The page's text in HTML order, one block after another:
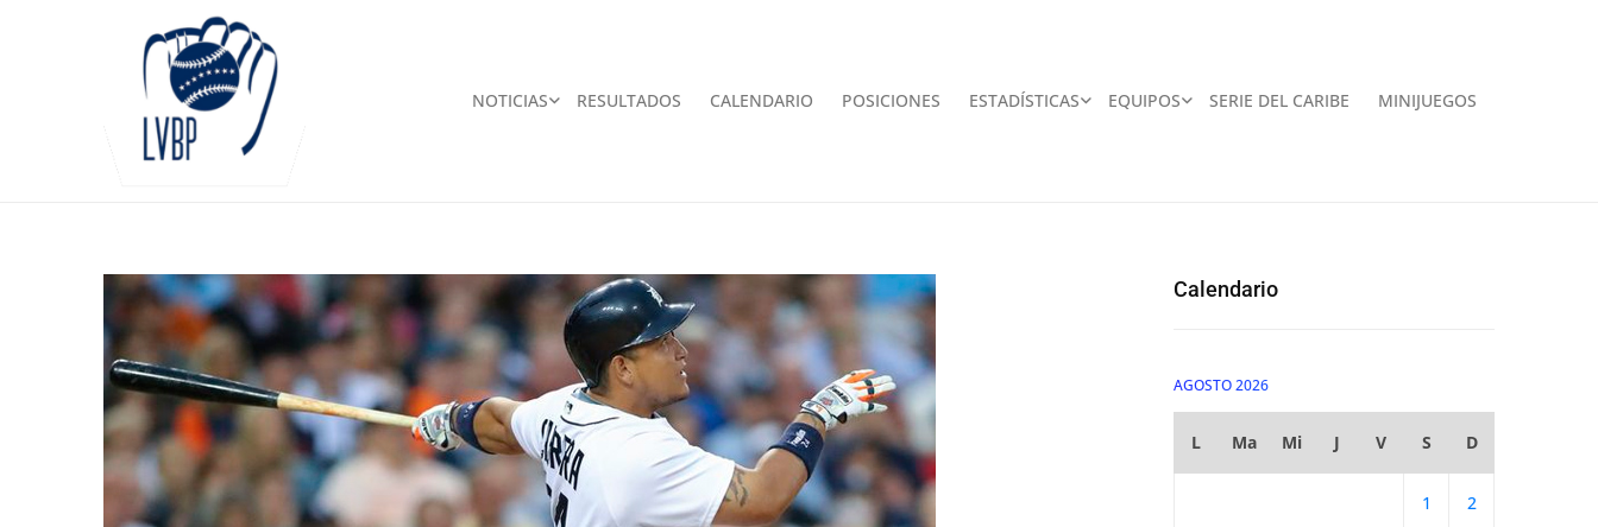
NOTICIAS RESULTADOS CALENDARIO POSICIONES ESTADÍSTICAS EQUIPOS SERIE DEL CARIBE MINIJUEGOS
Calendario
AGOSTO 2026
L Ma Mi J V S D
1 2